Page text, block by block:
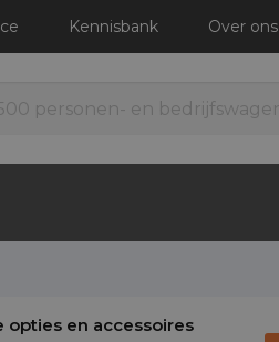
Kennisbank Over ons
opties en accessoires